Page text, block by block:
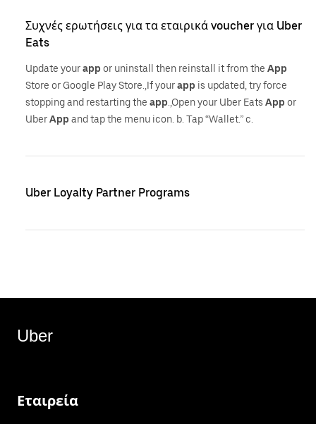
Συχνές ερωτήσεις για τα εταιρικά voucher για Uber
Eats
Update yourapp or uninstall then reinstall it from the App
Store or Google Play Store.,If yourapp is updated, try force
stopping and restarting the app .,Open your Uber Eats App or
UberApp and tap the menu icon. b. Tap “Wallet.” c.
Uber Loyalty Partner Programs
Uber
Εταιρεία